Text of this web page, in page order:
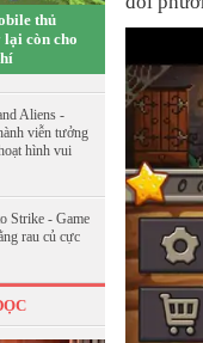
thủ
lại còn cho
Aliens -
viễn tưởng
hình vui
Strike - Game
rau củ cực